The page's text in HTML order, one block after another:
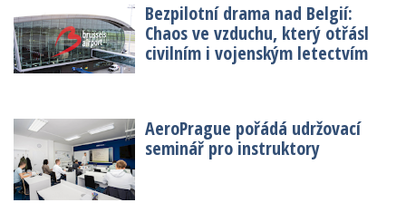
Bezpilotní drama nad Belgií:
Chaos ve vzduchu, který otřásl
civilním i vojenským letectvím
AeroPrague pořádá udržovací
seminář pro instruktory